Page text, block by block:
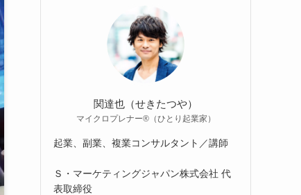
関達也（せきたつや）
マイクロプレナー®（ひとり起業家）
起業、副業、複業コンサルタント／講師
Ｓ・マーケティングジャパン株式会社 代
表取締役